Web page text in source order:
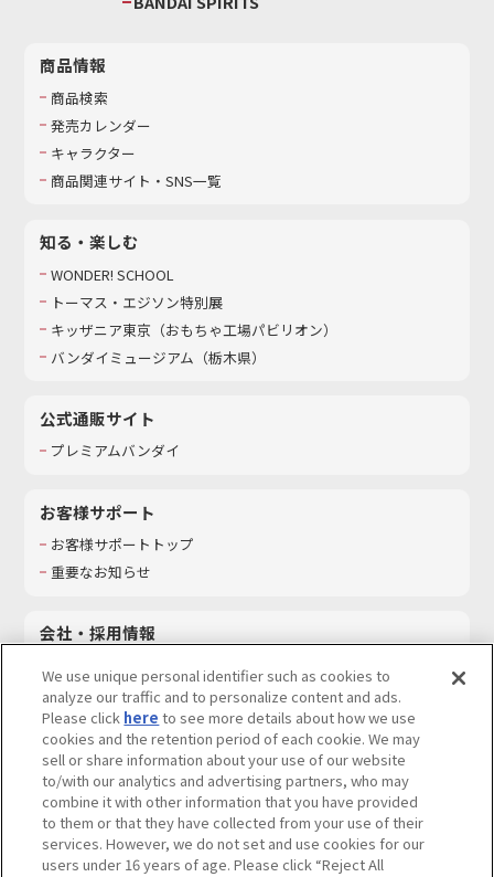
商品情報
商品検索
発売カレンダー
キャラクター
商品関連サイト・SNS一覧
知る・楽しむ
WONDER! SCHOOL
トーマス・エジソン特別展
キッザニア東京（おもちゃ工場パビリオン）​
バンダイミュージアム（栃木県）
公式通販サイト
プレミアムバンダイ
お客様サポート
お客様サポートトップ
重要なお知らせ
会社・採用情報
採用情報
サステナビリティ
お問い合わせ
ウェブサイトご利用条件 ソーシャルメディアポリシー
We use unique personal identifier such as cookies to
analyze our traffic and to personalize content and ads.
Please click here to see more details about how we use
cookies and the retention period of each cookie. We may
sell or share information about your use of our website
to/with our analytics and advertising partners, who may
combine it with other information that you have provided
to them or that they have collected from your use of their
services. However, we do not set and use cookies for our
users under 16 years of age. Please click “Reject All